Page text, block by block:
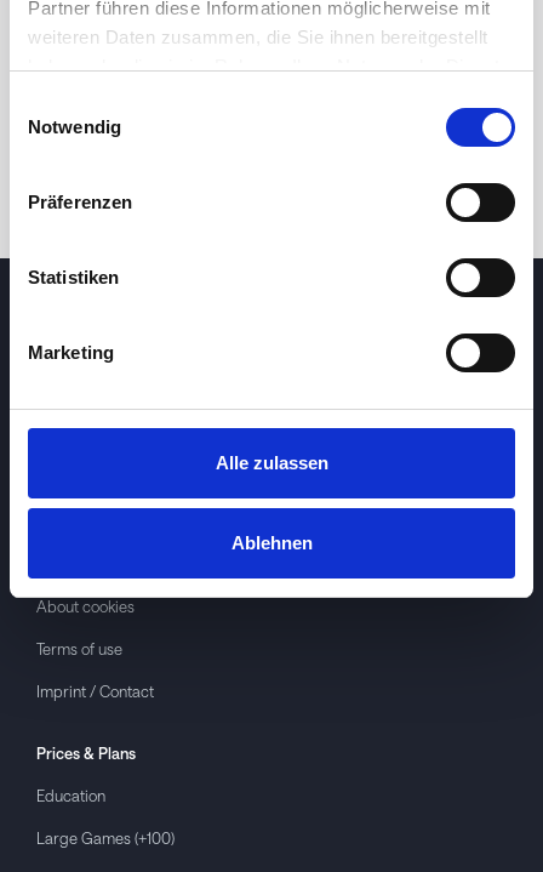
Partner führen diese Informationen möglicherweise mit
weiteren Daten zusammen, die Sie ihnen bereitgestellt
haben oder die sie im Rahmen Ihrer Nutzung der Dienste
Notwendig
Präferenzen
Statistiken
Marketing
Alle zulassen
Ablehnen
1m 3m 5y
About cookies
Terms of use
Imprint / Contact
Prices & Plans
Education
Large Games (+100)